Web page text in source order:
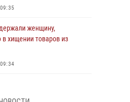
женщину,
хищении товаров из